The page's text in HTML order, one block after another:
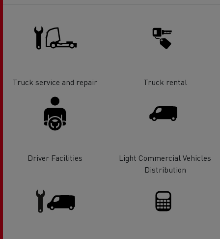
Truck service and repair Truck rental
Driver Facilities
Light Commercial Vehicles
Distribution